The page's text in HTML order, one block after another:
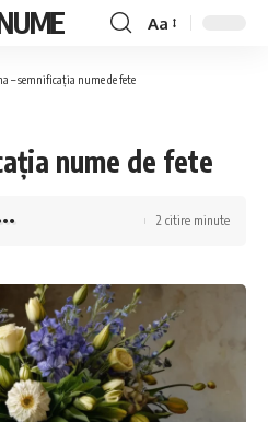
Font
Aa
– semnificația nume de fete
nume de fete
2 citire minute